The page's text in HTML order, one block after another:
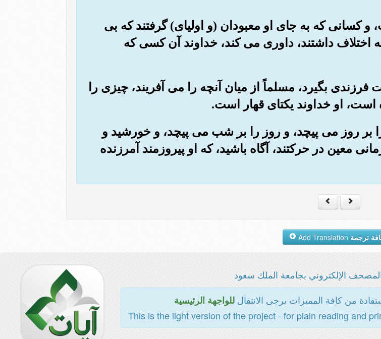
و کسانی که به جای او معبودان (و اولیای) گرفتند که بی
اختلاف داشتند، داوری می کند، خداوند آن کسی که
بگیرد، مسلماً از میان آنچه را می آفریند، چیزی را
او خداوند یکتای قهار است.
بر روز می پیچد، و روز را بر شب می پیچد، و خورشید و
معین در حرکتند، آگاه باشید، که او پیروزمند آمرزنده
ترجمة
الإلكتروني بجامعة الملك سعود
من كافة المميزات يرجى الانتقالللواجهة الرئيسية
This is the light version of the project - for plain reading and